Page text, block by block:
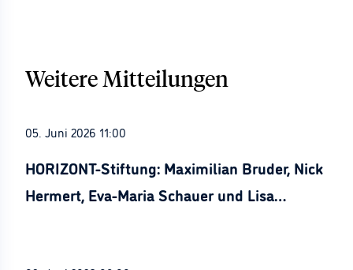
Weitere Mitteilungen
05. Juni 2026 11:00
HORIZONT-Stiftung: Maximilian Bruder, Nick
Hermert, Eva-Maria Schauer und Lisa